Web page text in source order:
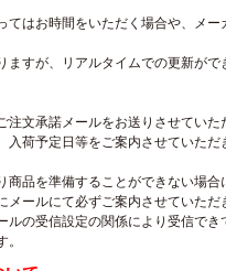
てはお時間をいただく場合や、メ
ますが、リアルタイムでの更新が
文承諾メールをお送りさせていた
荷予定日等をご案内させていただ
商品を準備することができない場
ールにて必ずご案内させていただ
ルの受信設定の関係により受信で